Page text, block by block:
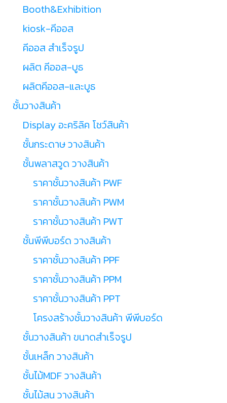
Booth&Exhibition
kiosk-คีออส
คีออส สำเร็จรูป
ผลิต คีออส-บูธ
ผลิตคีออส-และบูธ
ชั้นวางสินค้า
Display อะคริลิค โชว์สินค้า
ชั้นกระดาษ วางสินค้า
ชั้นพลาสวูด วางสินค้า
ราคาชั้นวางสินค้า PWF
ราคาชั้นวางสินค้า PWM
ราคาชั้นวางสินค้า PWT
ชั้นพีพีบอร์ด วางสินค้า
ราคาชั้นวางสินค้า PPF
ราคาชั้นวางสินค้า PPM
ราคาชั้นวางสินค้า PPT
โครงสร้างชั้นวางสินค้า พีพีบอร์ด
ชั้นวางสินค้า ขนาดสำเร็จรูป
ชั้นเหล็ก วางสินค้า
ชั้นไม้MDF วางสินค้า
ชั้นไม้สน วางสินค้า